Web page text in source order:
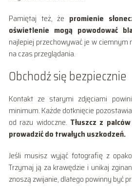
Pamiętaj też, że promienie
oświetlenie mogą powodować
najlepiej przechowywać je w
na czas przeglądania.
Obchodź się bezpiecznie
Kontakt ze starymi zdjęciami
minimum. Każde dotknięcie
od razu widoczne. Tłuszcz z
prowadzić do trwałych uszkodzeń.
Jeśli musisz wyjąć fotografię z
Trzymaj ją za krawędzie i unikaj
znoszą zwijanie, dlatego powinny być